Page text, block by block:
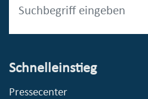
Schnelleinstieg
Pressecenter